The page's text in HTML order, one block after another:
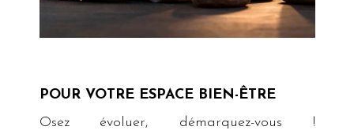
POUR VOTRE ESPACE BIEN-ÊTRE
Osez évoluer, démarquez-vous !